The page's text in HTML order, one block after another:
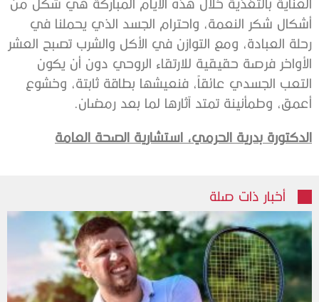
أشكال شكر النعمة، واحترام الجسد الذي يحملنا في
رحلة العبادة، ومع التوازن في الأكل والشرب تصبح العشر
الأواخر فرصة حقيقية للارتقاء الروحي دون أن يكون
التعب الجسدي عائقاً، فنعيشها بطاقة ثابتة، وخشوع
أعمق، وطمأنينة تمتد آثارها لما بعد رمضان.
الدكتورة بدرية الحرمي، استشارية الصحة العامة
أخبار ذات صلة